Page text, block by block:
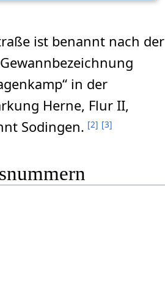
ist benannt nach der
in der
Herne, Flur II,
Sodingen. [2] [3]